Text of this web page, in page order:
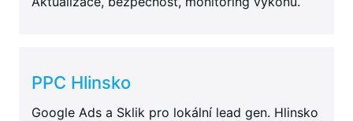
PPC Hlinsko
Google Ads a Sklik pro lokální lead gen. Hlinsko